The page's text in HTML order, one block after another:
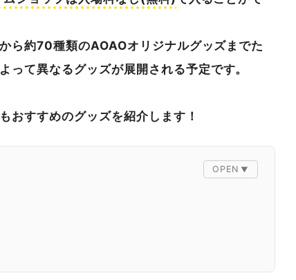
ら約70種類のAOAOオリジナルグッズまでた
って異なるグッズが展開される予定です。
おすすめのグッズを紹介します！